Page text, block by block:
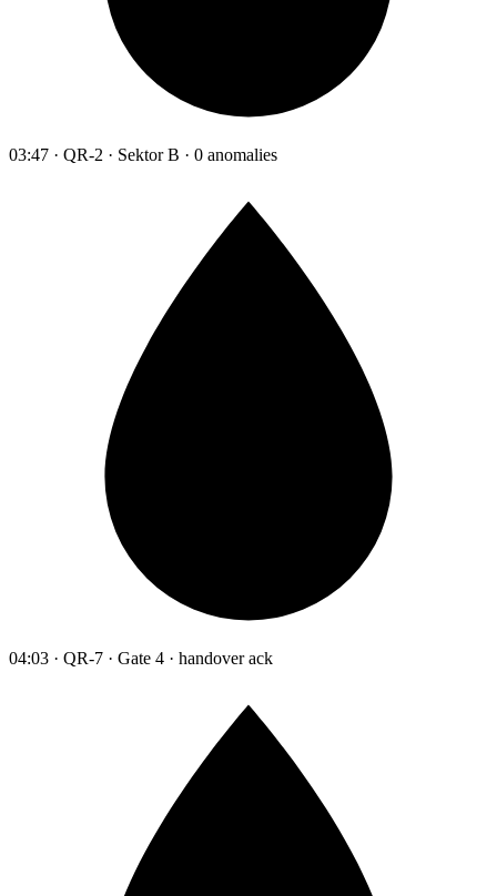
03:47 · QR-2 · Sektor B · 0 anomalies
04:03 · QR-7 · Gate 4 · handover ack